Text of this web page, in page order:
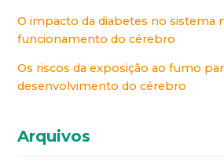
O impacto da diabetes no sistema
funcionamento do cérebro
Os riscos da exposição ao fumo
desenvolvimento do cérebro
Arquivos